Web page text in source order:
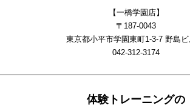
【一橋学園店】
〒187-0043
東京都小平市学園東町1-3-7 野島
042-312-3174
体験トレーニングの